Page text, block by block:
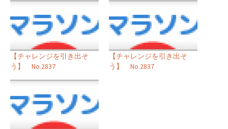
【チャレンジを引き出そ
う】 No.2837
【チャレンジを引き出そ
う】 No.2837